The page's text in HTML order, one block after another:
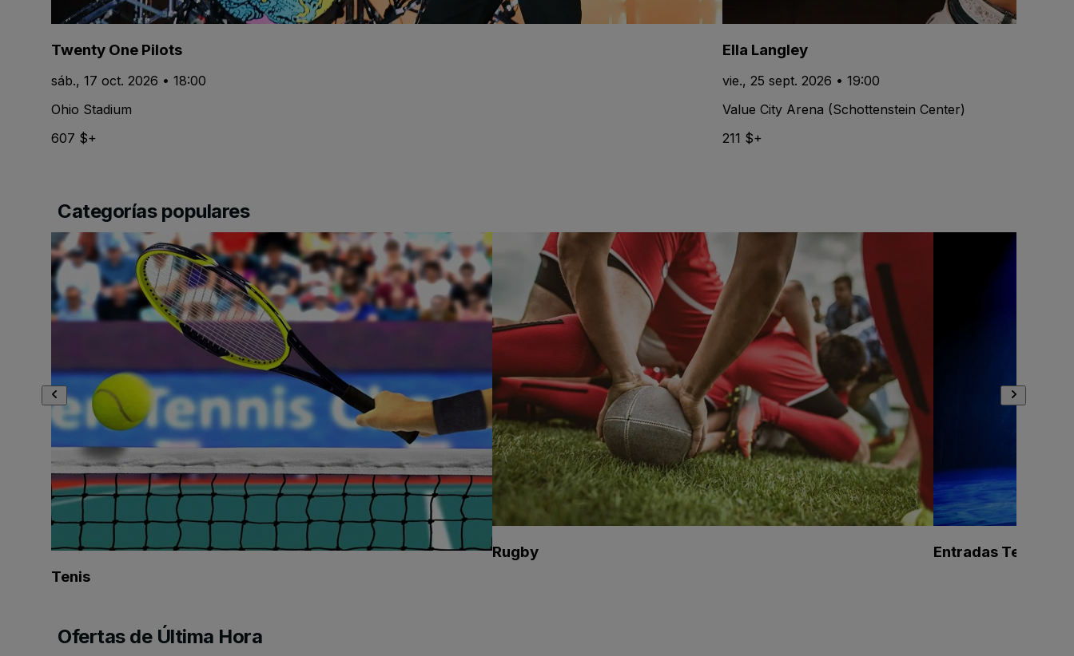
Twenty One Pilots
sáb., 17 oct. 2026 • 18:00
Ohio Stadium
607 $+
Ella Langley
vie., 25 sept. 2026 • 19:00
Value City Arena (Schottenstein Center)
211 $+
Categorías populares
Tenis
Rugby Entradas Teatro
Ofertas de Última Hora